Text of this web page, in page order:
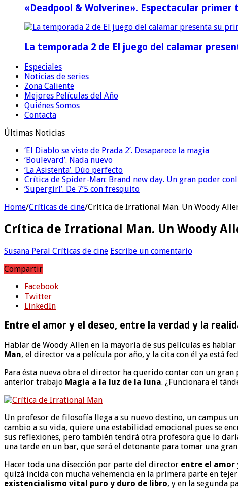
«Deadpool & Wolverine». Espectacular primer
La temporada 2 de El juego del calamar
Especiales
Noticias de series
Zona Caliente
Mejores Películas del Año
Quiénes Somos
Contacta
Últimas Noticias
‘El Diablo se viste de Prada 2’. Desaparece la magia
‘Boulevard’. Nada nuevo
‘La Asistenta’. Dúo perfecto
Crítica de Spider-Man: Brand new day. Un gran poder
‘Supergirl’. De 7’5 con fresquito
Home/Críticas de cine/Crítica de Irrational Man. Un Woody
Crítica de Irrational Man. Un Woody
Susana Peral Críticas de cine Escribe un comentario
Compartir
Facebook
Twitter
LinkedIn
Entre el amor y el deseo, entre la verdad y la
Hablar de Woody Allen en la mayoría de sus películas es
Man, el director va a película por año, y la cita con él ya está
Para ésta nueva obra el director ha querido contar con un gran
anterior trabajo Magia a la luz de la luna. ¿Funcionara el
Un profesor de filosofía llega a su nuevo destino, un campus
cambio a su vida, quiere una estabilidad emocional pues se
sus reflexiones, pero también tendrá otra profesora que lo
una tarde en un bar, que será el detonante para tomar una
Hacer toda una disección por parte del director entre el amor
quizá incida con mucha vehemencia en la primera parte en
existencialismo vital puro y duro de libro, y en la segunda